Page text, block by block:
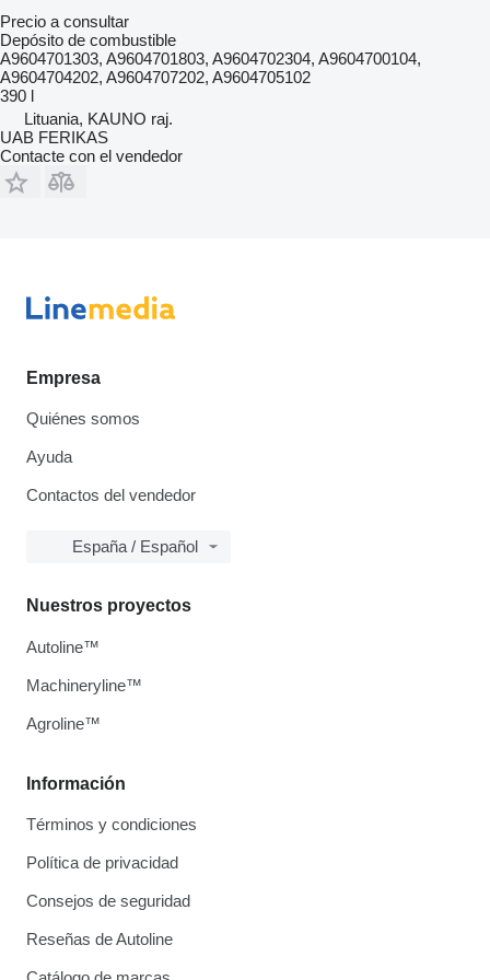
Precio a consultar
Depósito de combustible
A9604701303, A9604701803, A9604702304, A9604700104,
A9604704202, A9604707202, A9604705102
390 l
Lituania, KAUNO raj.
UAB FERIKAS
Contacte con el vendedor
Empresa
Quiénes somos
Ayuda
Contactos del vendedor
España / Español
Información
Términos y condiciones
Política de privacidad
Consejos de seguridad
Reseñas de Autoline
Nuestros proyectos
Autoline™
Machineryline™
Agroline™